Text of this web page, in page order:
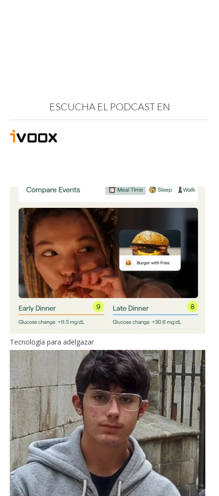
ESCUCHA EL PODCAST EN
Tecnología para adelgazar